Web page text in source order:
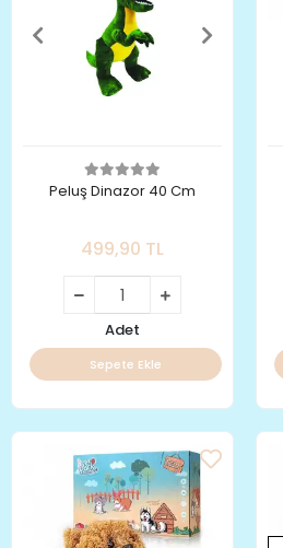
Peluş Dinazor 40 Cm
499,90 TL
Adet
Sepete Ekle